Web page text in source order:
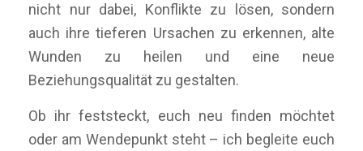
nicht nur dabei, Konflikte zu lösen, sondern
auch ihre tieferen Ursachen zu erkennen, alte
Wunden zu heilen und eine neue
Beziehungsqualität zu gestalten.
Ob ihr feststeckt, euch neu finden möchtet
oder am Wendepunkt steht – ich begleite euch